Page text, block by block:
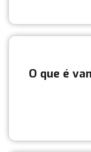
O que é